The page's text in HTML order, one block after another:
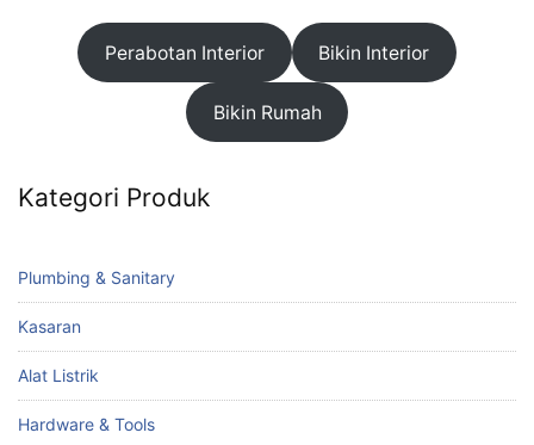
Perabotan Interior Bikin Interior
Bikin Rumah
Kategori Produk
Plumbing & Sanitary
Kasaran
Alat Listrik
Hardware & Tools